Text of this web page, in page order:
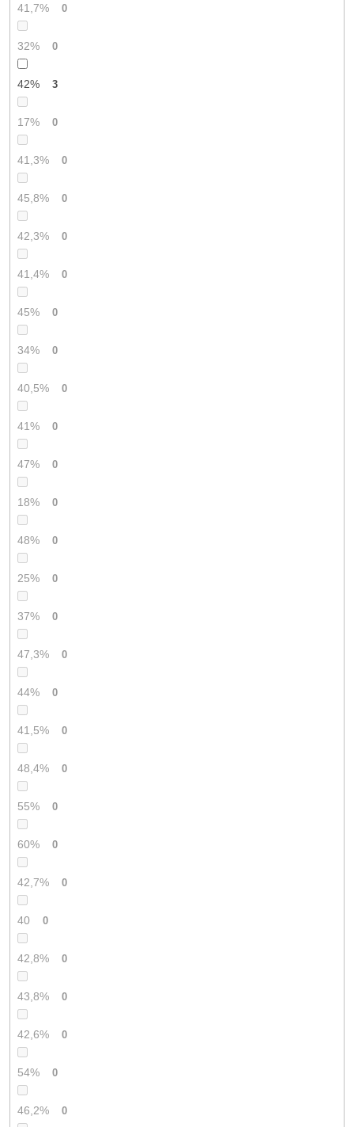
41,7% 0
32% 0
42% 3
17% 0
41,3% 0
45,8% 0
42,3% 0
41,4% 0
45% 0
34% 0
40,5% 0
41% 0
47% 0
18% 0
48% 0
25% 0
37% 0
47,3% 0
44% 0
41,5% 0
48,4% 0
55% 0
60% 0
42,7% 0
40 0
42,8% 0
43,8% 0
42,6% 0
54% 0
46,2% 0